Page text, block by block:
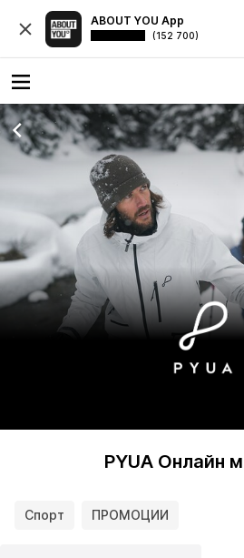
ABOUT YOU App
(152 700)
PYUA Онлайн
Спорт ПРОМОЦИИ